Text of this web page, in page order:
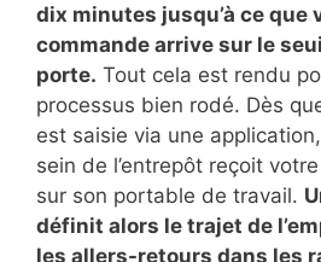
dix minutes jusqu’à ce que
commande arrive sur le
porte. Tout cela est rendu
processus bien rodé. Dès
est saisie via une
sein de l’entrepôt reçoit
sur son portable de travail.
définit alors le trajet de
les allers-retours dans les